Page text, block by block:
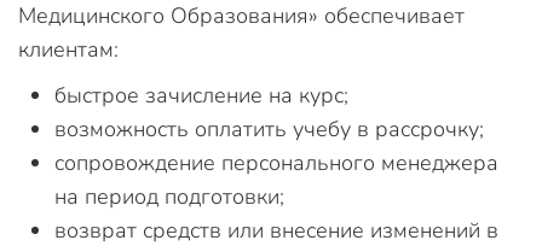
Медицинского Образования» обеспечивает
клиентам:
быстрое зачисление на курс;
возможность оплатить учебу в рассрочку;
сопровождение персонального менеджера
на период подготовки;
возврат средств или внесение изменений в